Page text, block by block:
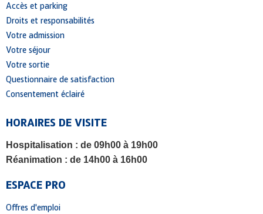
Accès et parking
Droits et responsabilités
Votre admission
Votre séjour
Votre sortie
Questionnaire de satisfaction
Consentement éclairé
HORAIRES DE VISITE
Hospitalisation : de 09h00 à 19h00
Réanimation : de 14h00 à 16h00
ESPACE PRO
Offres d'emploi